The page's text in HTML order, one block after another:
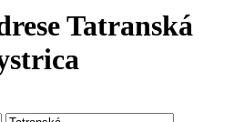
Tatranská